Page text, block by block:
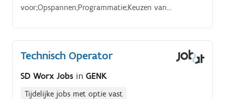
voor;Opspannen;Programmatie;Keuzen van
werken;Kwaliteitsbewust;Flexibel;Stukwerk, geen
seriewerk.
Technisch Operator
SD Worx Jobs in GENK
Tijdelijke jobs met optie vast